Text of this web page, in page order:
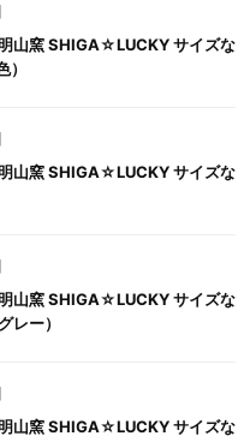
明山窯 SHIGA☆LUCKY サイズな
明山窯 SHIGA☆LUCKY サイズな
明山窯 SHIGA☆LUCKY サイズな
レー）
明山窯 SHIGA☆LUCKY サイズな